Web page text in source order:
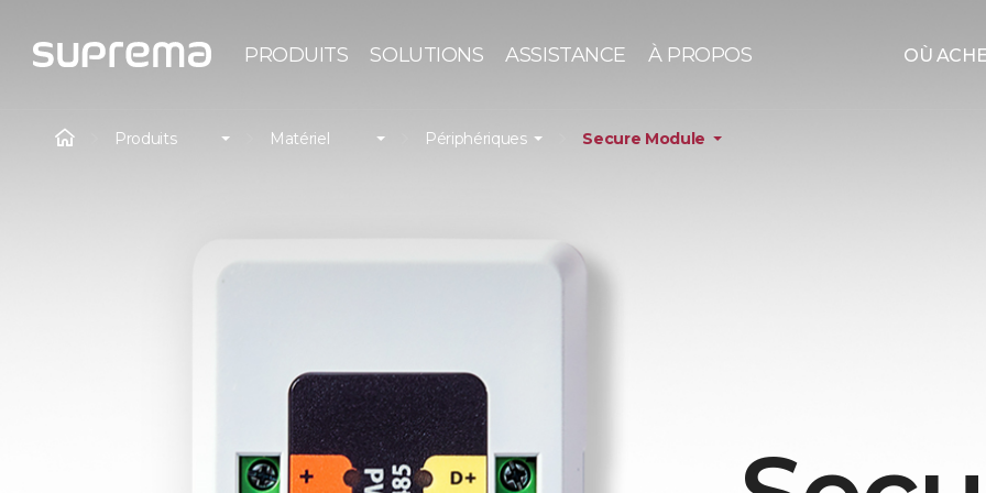
PRODUITS SOLUTIONS ASSISTANCE À PROPOS OÙ
Produits Matériel Périphériques Secure Module